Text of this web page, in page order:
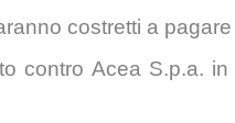
costretti a
contro Acea S.p.a.